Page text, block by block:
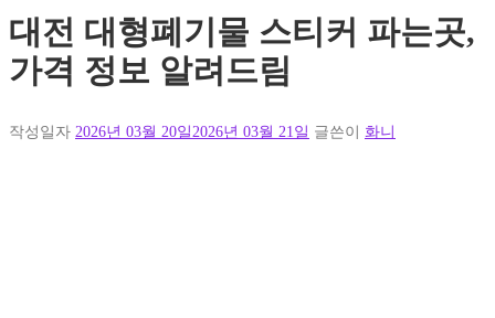
대전 대형폐기물 스티커 파는곳,
가격 정보 알려드림
작성일자 2026년 03월 20일2026년 03월 21일 글쓴이 화니